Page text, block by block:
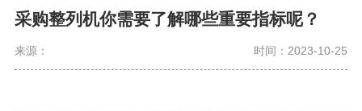
采购整列机你需要了解哪些重要指标呢？
来源： 时间：2023-10-25